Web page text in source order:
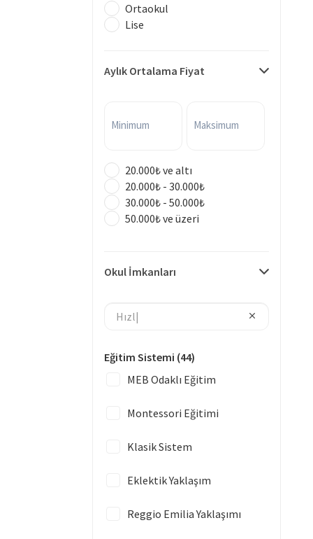
Ortaokul
Lise
Aylık Ortalama Fiyat
Minimum Maksimum
20.000₺ ve altı
20.000₺ - 30.000₺
30.000₺ - 50.000₺
50.000₺ ve üzeri
Okul İmkanları
Eğitim Sistemi (44)
MEB Odaklı Eğitim
Montessori Eğitimi
Klasik Sistem
Eklektik Yaklaşım
Reggio Emilia Yaklaşımı